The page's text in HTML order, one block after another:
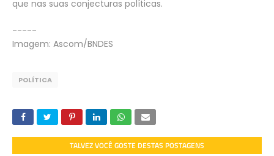
que nas suas conjecturas políticas.
-----
Imagem: Ascom/BNDES
POLÍTICA
TALVEZ VOCÊ GOSTE DESTAS POSTAGENS